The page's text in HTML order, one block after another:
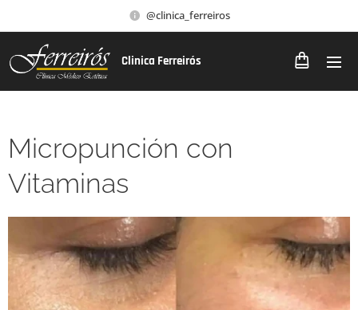
@clinica_ferreiros
Clinica Ferreirós
Micropunción con
Vitaminas